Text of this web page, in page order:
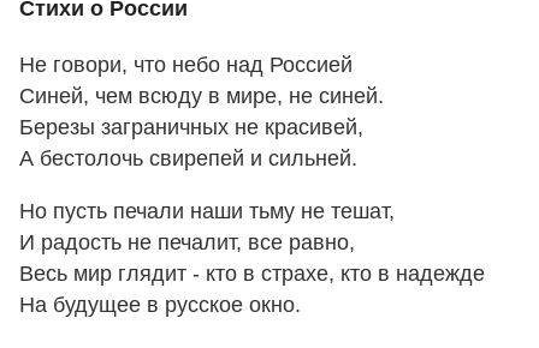
Стихи о России
Не говори, что небо над Россией
Синей, чем всюду в мире, не синей.
Березы заграничных не красивей,
А бестолочь свирепей и сильней.
Но пусть печали наши тьму не тешат,
И радость не печалит, все равно,
Весь мир глядит - кто в страхе, кто в надежде
На будущее в русское окно.